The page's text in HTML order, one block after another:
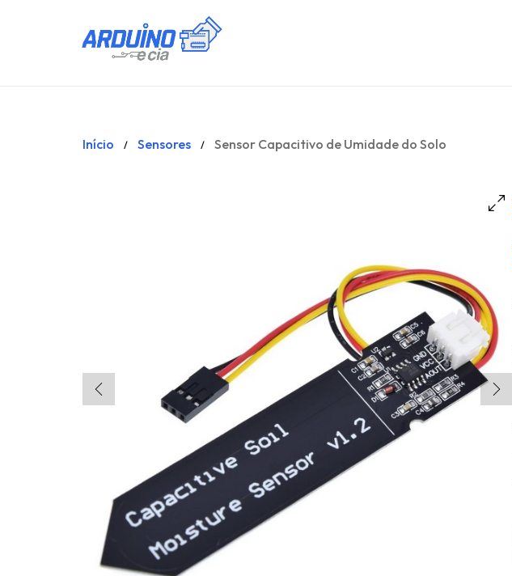
Início / Sensores / Sensor Capacitivo de Umidade do Solo